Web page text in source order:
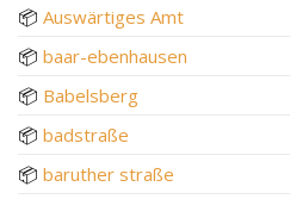
📦 Auswärtiges Amt
📦 baar-ebenhausen
📦 Babelsberg
📦 badstraße
📦 baruther straße